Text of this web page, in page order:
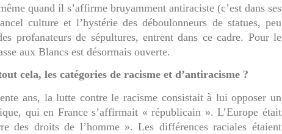
quand il s’affirme bruyamment antiraciste (c’est dans ses
cultureet l’hystérie des déboulonneurs de statues, peu
profanateurs de sépultures, entrent dans ce cadre. Pour le
aux Blancs est désormais ouverte.
cela, les catégories de racisme et d’antiracisme ?
ans, la lutte contre le racisme consistait à lui opposer un
qui en France s’affirmait « républicain ». L’Europe était
des droits de l’homme ». Les différences raciales étaient